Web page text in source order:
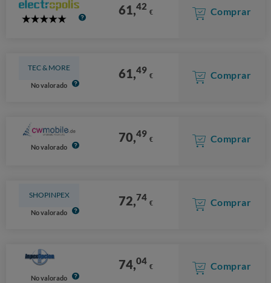
5
61,42 € Comprar
TEC & MORE
No valorado
61,49 € Comprar
No valorado
70,49 € Comprar
SHOPINPEX
No valorado
72,74 € Comprar
No valorado
74,04 € Comprar